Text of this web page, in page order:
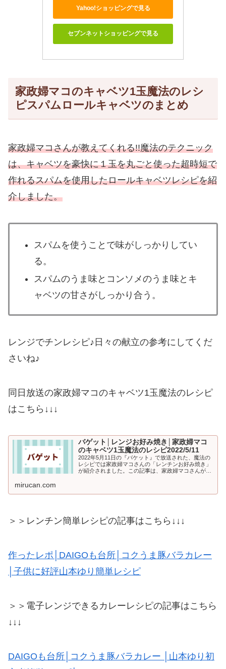
Yahoo!ショッピングで見る
セブンネットショッピングで見る
家政婦マコのキャベツ1玉魔法のレシ
ピスパムロールキャベツのまとめ
家政婦マコさんが教えてくれる!!魔法のテクニック
は、キャベツを豪快に１玉を丸ごと使った超時短で
作れるスパムを使用したロールキャベツレシピを紹
介しました。
スパムを使うことで味がしっかりしてい
る。
スパムのうま味とコンソメのうま味とキ
ャベツの甘さがしっかり合う。
レンジでチンレシピ♪日々の献立の参考にしてくだ
さいね♪
同日放送の家政婦マコのキャベツ1玉魔法のレシピ
はこちら↓↓↓
バゲット│レンジお好み焼き│家政婦マコ
のキャベツ1玉魔法のレシピ2022/5/11
2022年5月11日の『バケット』で放送された、魔法の
レシピでは家政婦マコさんの「レンチンお好み焼き」
が紹介されました。この記事は、家政婦マコさんが教
mirucan.com
＞＞レンチン簡単レシピの記事はこちら↓↓↓
作ったレポ│DAIGOも台所│コクうま豚バラカレー
│子供に好評山本ゆり簡単レシピ
＞＞電子レンジできるカレーレシピの記事はこちら
↓↓↓
DAIGOも台所│コクうま豚バラカレー │山本ゆり初